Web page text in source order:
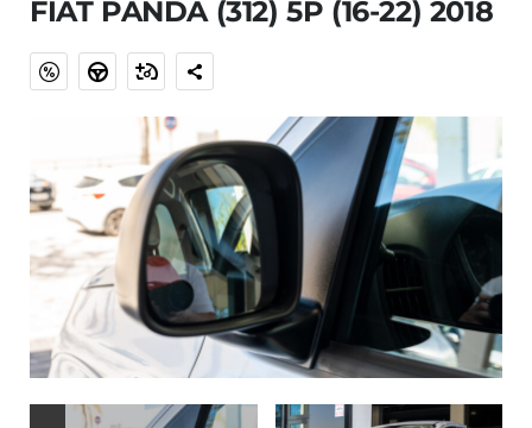
FIAT PANDA (312) 5P (16-22) 2018